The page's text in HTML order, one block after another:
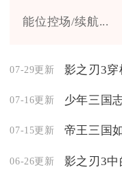
能位控场/续航...
07-29更新
07-16更新
07-15更新
06-26更新